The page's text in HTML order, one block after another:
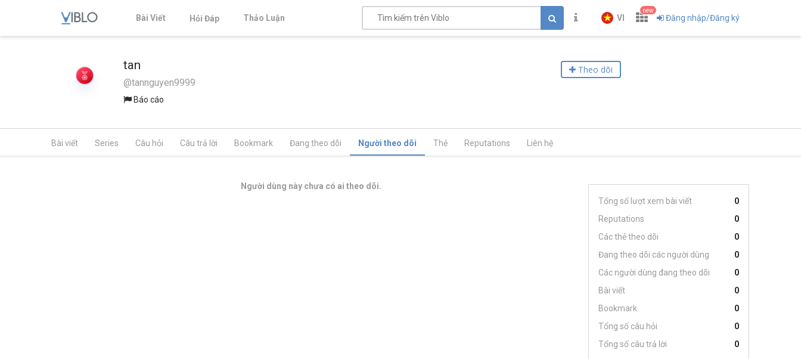
Bài Viết Hỏi Đáp Thảo Luận VI
new
Đăng nhập/Đăng ký
tan
@tannguyen9999
Báo cáo
Theo dõi
Bài viết Series Câu hỏi Câu trả lời Bookmark Đang theo dõi Người theo dõi Thẻ Reputations Liên hệ
Người dùng này chưa có ai theo dõi.
Tổng số lượt xem bài viết
0
Reputations
0
Các thẻ theo dõi
0
Đang theo dõi các người dùng
0
Các người dùng đang theo dõi
0
Bài viết
0
Bookmark
0
Tổng số câu hỏi
0
Tổng số câu trả lời
0